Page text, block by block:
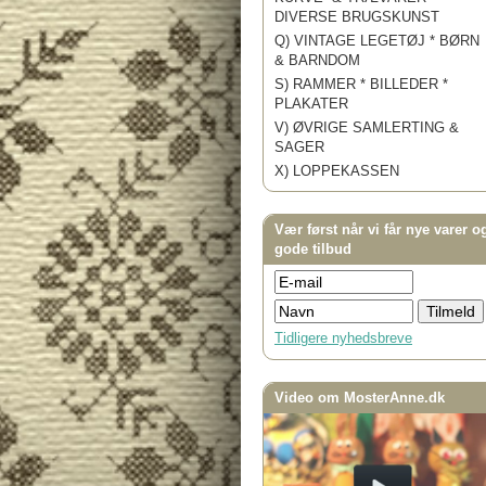
DIVERSE BRUGSKUNST
Q) VINTAGE LEGETØJ * BØRN
& BARNDOM
S) RAMMER * BILLEDER *
PLAKATER
V) ØVRIGE SAMLERTING &
SAGER
X) LOPPEKASSEN
Vær først når vi får nye varer
gode tilbud
Tidligere nyhedsbreve
Video om MosterAnne.dk